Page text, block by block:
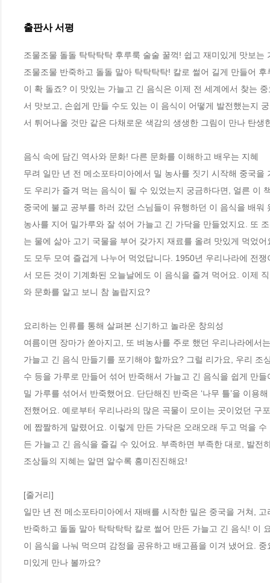
출판사 서평
조물조물 돌돌 탁탁탁탁 후루룩 술술 꿀꺽! 쉽고 재미있게 맛보는
조물조물 반죽하고 돌돌 말아 탁탁탁탁! 칼로 썰어 길게 만들어
이 확 돌죠? 이 맛있는 가늘고 긴 음식은 이제 전 세계에서 찾는
서 맛보고, 손쉽게 만들 수도 있는 이 음식이 어떻게 발전했는지
서 튀어나올 것만 같은 다채로운 색감의 생생한 그림이 만나 탄
음식 속에 담긴 역사와 문화! 다른 문화를 이해하고 배우는 지혜
무려 일만 년 전 메소포타미아에서 밀 농사를 짓기 시작해 중국
도 우리가 즐겨 먹는 음식이 될 수 있었는지 궁금하다면, 얼른 이
중국에 불교 공부를 하러 갔던 스님들이 유행하던 이 음식을 배워
농사를 지어 밀가루와 잘 섞어 가늘고 긴 가닥을 만들었지요. 또
는 물에 삶아 고기 국물을 부어 갖가지 재료를 올려 맛있게 먹었
도 모두 모여 즐겁게 나누어 먹었답니다. 1950년 우리나라에 전
서 모든 것이 기계화된 오늘날에도 이 음식을 즐겨 먹어요. 이제
와 문화를 알고 보니 참 놀랍지요?
요리하는 인류를 통해 살펴본 신기하고 놀라운 창의성
여름이면 장마가 쏟아지고, 또 벼농사를 주로 했던 우리나라에서
가늘고 긴 음식 만들기를 포기해야 할까요? 그럴 리가요, 우리
수 등을 가루로 만들어 섞어 반죽해서 가늘고 긴 음식을 쉽게 만
밀 가루를 섞어서 반죽했어요. 단단해진 반죽은 ‘나무 틀’을 이
전했어요. 예로부터 우리나라의 많은 곡물이 모이는 곳이었던 구
에 짭짤하게 말렸어요. 이렇게 만든 가닥은 오래오래 두고 먹을
든 가늘고 긴 음식을 즐길 수 있어요. 부족하면 부족한 대로, 발
조상들의 지혜는 알면 알수록 흥미진진해요!
[줄거리]
일만 년 전 메소포타미아에서 재배를 시작한 밀은 중국을 거쳐,
반죽하고 돌돌 말아 탁탁탁탁 칼로 썰어 만든 가늘고 긴 음식! 이
이 음식을 나눠 먹으며 감정을 공유하고 배고픔을 이겨 냈어요.
미있게 만나 볼까요?